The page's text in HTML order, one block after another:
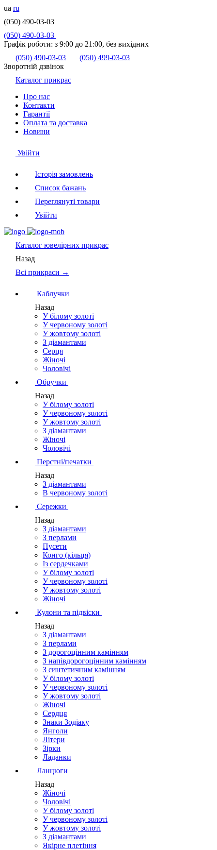
ua ru
(050) 490-03-03
(050) 490-03-03
Графік роботи: з 9:00 до 21:00, без вихідних
(050) 490-03-03
(050) 499-03-03
Зворотній дзвінок
Каталог прикрас
Про нас
Контакти
Гарантії
Оплата та доставка
Новини
Увійти
Історія замовлень
Список бажань
Переглянуті товари
Увійти
Каталог ювелірних прикрас
Назад
Всі прикраси →
Каблучки
Назад
У білому золоті
У червоному золоті
У жовтому золоті
З діамантами
Серця
Жіночі
Чоловічі
Обручки
Назад
У білому золоті
У червоному золоті
У жовтому золоті
З діамантами
Жіночі
Чоловічі
Перстні/печатки
Назад
З діамантами
В червоному золоті
Сережки
Назад
З діамантами
З перлами
Пусети
Конго (кільця)
Із сердечками
У білому золоті
У червоному золоті
У жовтому золоті
Жіночі
Кулони та підвіски
Назад
З діамантами
З перлами
З дорогоцінним камінням
З напівдорогоцінним камінням
З синтетичним камінням
У білому золоті
У червоному золоті
У жовтому золоті
Жіночі
Сердця
Знаки Зодіаку
Янголи
Літери
Зірки
Ладанки
Ланцюги
Назад
Жіночі
Чоловічі
У білому золоті
У червоному золоті
У жовтому золоті
З діамантами
Якірне плетіння